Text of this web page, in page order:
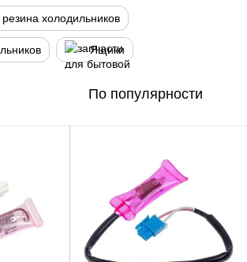
холодильников
Ящики
По популярности